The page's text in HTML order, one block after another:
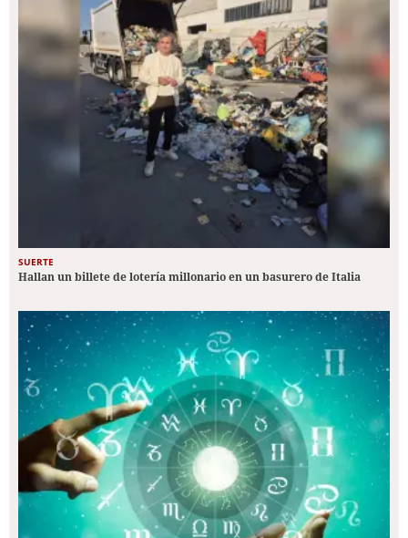
SUERTE
Hallan un billete de lotería millonario en un basurero de Italia